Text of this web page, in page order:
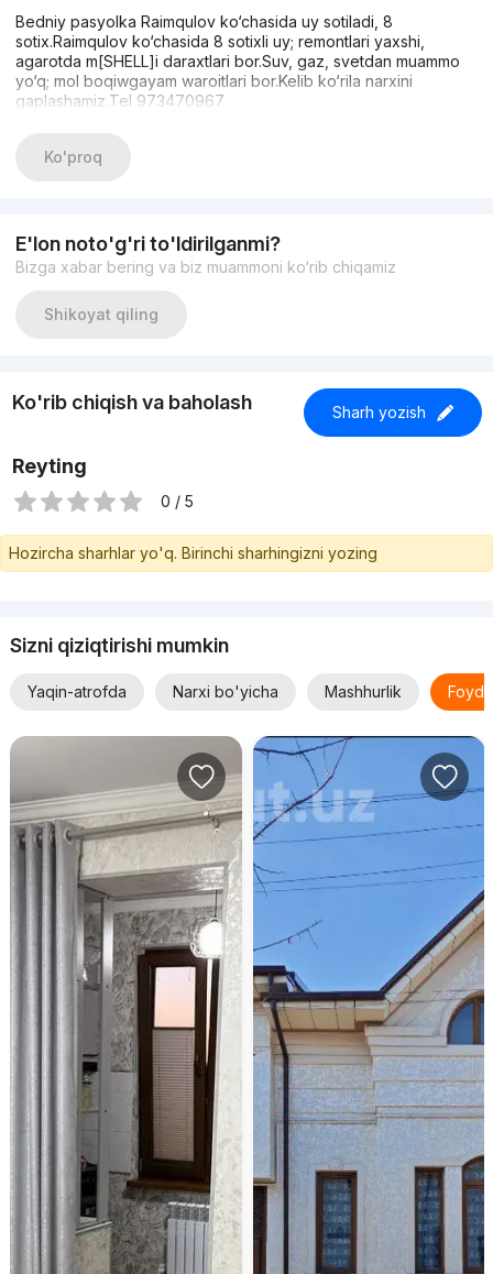
Bedniy pasyolka Raimqulov ko‘chasida uy sotiladi, 8
sotix.Raimqulov ko‘chasida 8 sotixli uy; remontlari yaxshi,
agarotda m[SHELL]i daraxtlari bor.Suv, gaz, svetdan muammo
yo‘q; mol boqiwgayam waroitlari bor.Kelib ko‘rila narxini
gaplashamiz.Tel 973470967
Ko'proq
E'lon noto'g'ri to'ldirilganmi?
Bizga xabar bering va biz muammoni ko‘rib chiqamiz
Shikoyat qiling
Ko'rib chiqish va baholash Sharh yozish
Reyting
0 / 5
Hozircha sharhlar yo'q. Birinchi sharhingizni yozing
Sizni qiziqtirishi mumkin
Yaqin-atrofda Narxi bo'yicha Mashhurlik